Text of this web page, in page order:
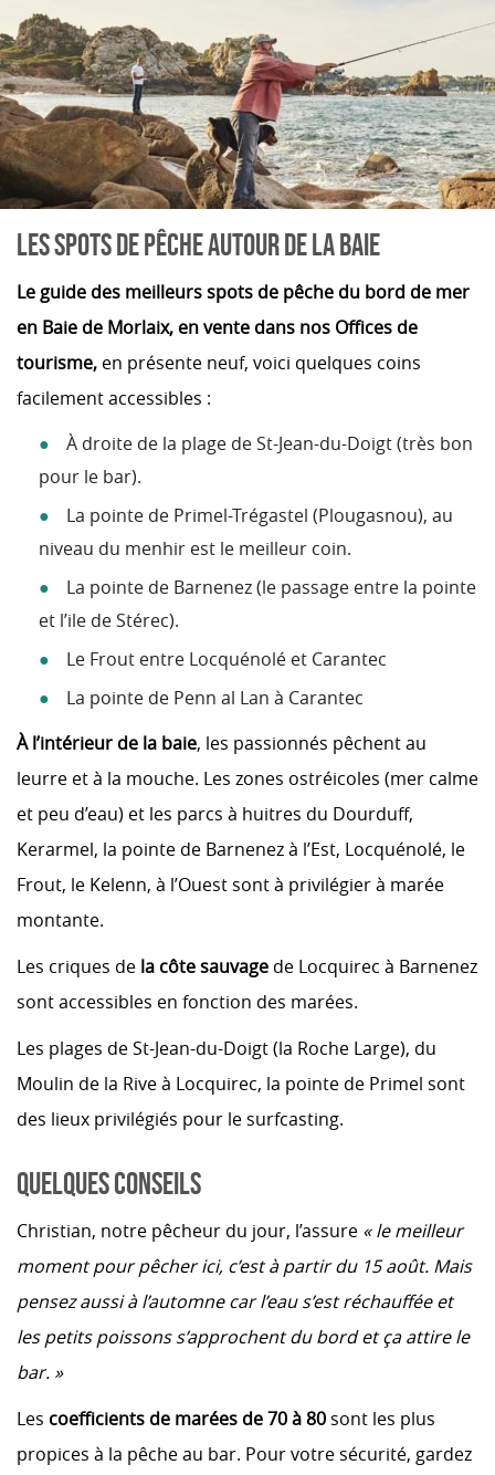
LES SPOTS DE PÊCHE AUTOUR DE LA BAIE
Le guide des meilleurs spots de pêche du bord de mer
en Baie de Morlaix, en vente dans nos Offices de
tourisme, en présente neuf, voici quelques coins
facilement accessibles :
À droite de la plage de St-Jean-du-Doigt (très bon
pour le bar).
La pointe de Primel-Trégastel (Plougasnou), au
niveau du menhir est le meilleur coin.
La pointe de Barnenez (le passage entre la pointe
et l’ile de Stérec).
Le Frout entre Locquénolé et Carantec
La pointe de Penn al Lan à Carantec
À l’intérieur de la baie, les passionnés pêchent au
leurre et à la mouche. Les zones ostréicoles (mer calme
et peu d’eau) et les parcs à huitres du Dourduff,
Kerarmel, la pointe de Barnenez à l’Est, Locquénolé, le
Frout, le Kelenn, à l’Ouest sont à privilégier à marée
montante.
Les criques de la côte sauvage de Locquirec à Barnenez
sont accessibles en fonction des marées.
Les plages de St-Jean-du-Doigt (la Roche Large), du
Moulin de la Rive à Locquirec, la pointe de Primel sont
des lieux privilégiés pour le surfcasting.
QUELQUES CONSEILS
Christian, notre pêcheur du jour, l’assure « le meilleur
moment pour pêcher ici, c’est à partir du 15 août. Mais
pensez aussi à l’automne car l’eau s’est réchauffée et
les petits poissons s’approchent du bord et ça attire le
bar. »
Les coefficients de marées de 70 à 80sont les plus
propices à la pêche au bar. Pour votre sécurité, gardez